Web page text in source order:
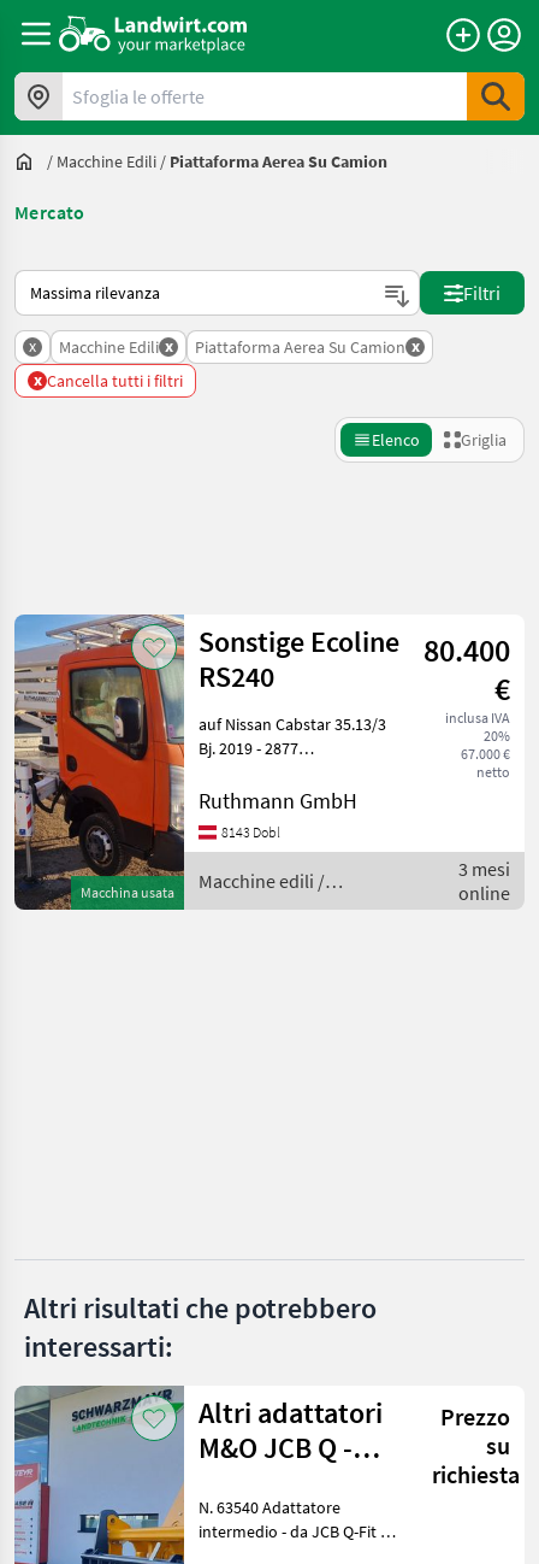
Sfoglia le offerte
/ Macchine Edili / Piattaforma Aerea Su Camion
Mercato
Ecco come viene ordinato su Landwirt.com
Filtri
x Macchine Edili x Piattaforma Aerea Su Camion x
x Cancella tutti i filtri
Elenco Griglia
ricerca
Categoria Paese
PERCORSO
ATTUALE
Macchine
edili
Macchine
Piattaforma
Reimposta
Mostra
risultati
Macchina usata
Sonstige Ecoline
RS240
80.400
€
inclusa IVA
20%
67.000 €
netto
auf Nissan Cabstar 35.13/3
Bj. 2019 - 2877
23, 6m Arbeitshöhe - 21,
seitliche Reichweite 250kg
Ruthmann GmbH
8143 Dobl
Macchine edili /
Sonstige
3 mesi
online
Altri risultati che potrebbero
interessarti:
Altri adattatori
M&O JCB Q -
Prezzo
su
richiesta
N. 63540 Adattatore
intermedio - da JCB Q-Fit a